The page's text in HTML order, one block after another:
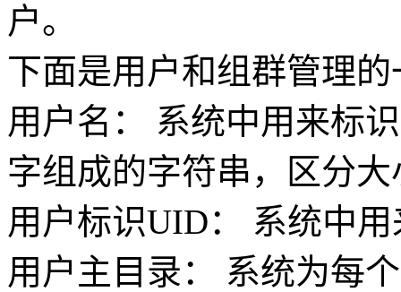
户。
下面是用户和组群管理
用户名： 系统中用来标
字组成的字符串，区分大
用户标识UID： 系统中
用户主目录： 系统为每